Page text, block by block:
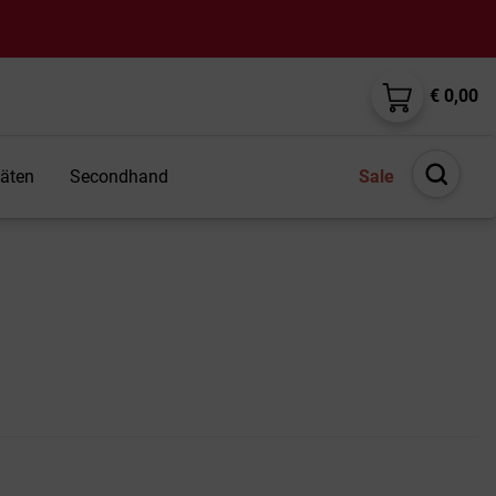
€ 0,00
Secondhand Sale
Suche